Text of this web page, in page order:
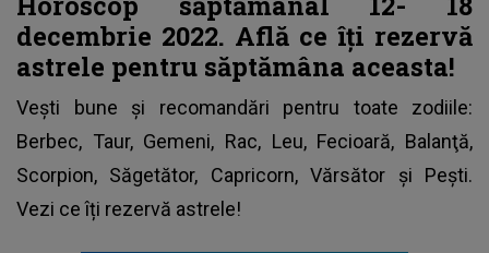
decembrie 2022. Află ce îți rezervă
astrele pentru săptămâna aceasta!
Vești bune și recomandări pentru toate zodiile:
Berbec, Taur, Gemeni, Rac, Leu, Fecioară, Balanţă,
Scorpion, Săgetător, Capricorn, Vărsător şi Peşti.
Vezi ce îți rezervă astrele!